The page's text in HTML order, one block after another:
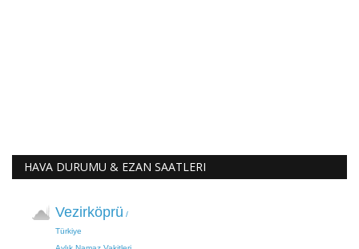
HAVA DURUMU & EZAN SAATLERI